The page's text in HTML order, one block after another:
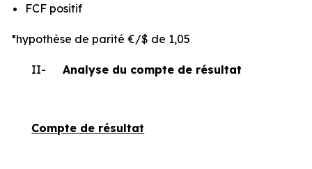
FCF positif
*hypothèse de parité €/$ de 1,05
II-Analyse du compte de résultat
Compte de résultat